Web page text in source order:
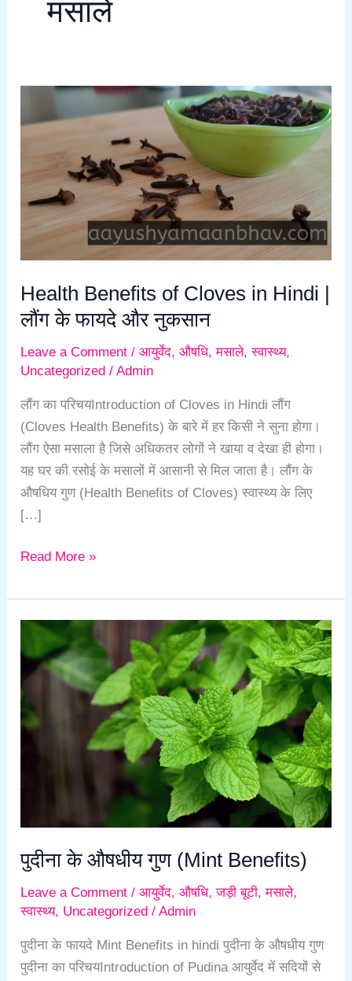
मसाले
Health Benefits of Cloves in Hindi |
लौंग के फायदे और नुकसान
Leave a Comment /आयुर्वेद,औषधि,मसाले,स्वास्थ्य,
Uncategorized /Admin
लौंग का परिचयIntroduction of Cloves in Hindi लौंग
(Cloves Health Benefits) के बारे में हर किसी ने सुना होगा।
लौंग ऐसा मसाला है जिसे अधिकतर लोगों ने खाया व देखा ही होगा।
यह घर की रसोई के मसालों में आसानी से मिल जाता है। लौंग के
औषधिय गुण (Health Benefits of Cloves) स्वास्थ्य के लिए
[…]
Health
Benefits
of
in
Hindi
फायदे
और
Read More »
पुदीना के औषधीय गुण (Mint Benefits)
Leave a Comment /आयुर्वेद,औषधि,जड़ी बूटी,मसाले,
स्वास्थ्य, Uncategorized /Admin
पुदीना के फायदे Mint Benefits in hindi पुदीना के औषधीय गुण
पुदीना का परिचयIntroduction of Pudina आयुर्वेद में सदियों से
पुदीना
के
औषधीय
गुण
(Mint